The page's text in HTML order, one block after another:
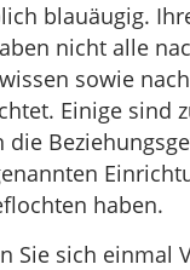
blauäugig.
nicht alle
sowie
Einige sind
die
haben.
Sie sich einmal